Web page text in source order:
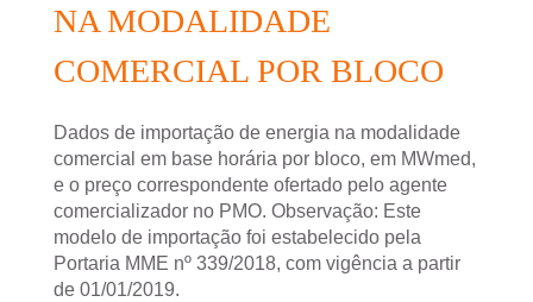
NA MODALIDADE
COMERCIAL POR BLOCO
Dados de importação de energia na modalidade
comercial em base horária por bloco, em MWmed,
e o preço correspondente ofertado pelo agente
comercializador no PMO. Observação: Este
modelo de importação foi estabelecido pela
Portaria MME nº 339/2018, com vigência a partir
de 01/01/2019.